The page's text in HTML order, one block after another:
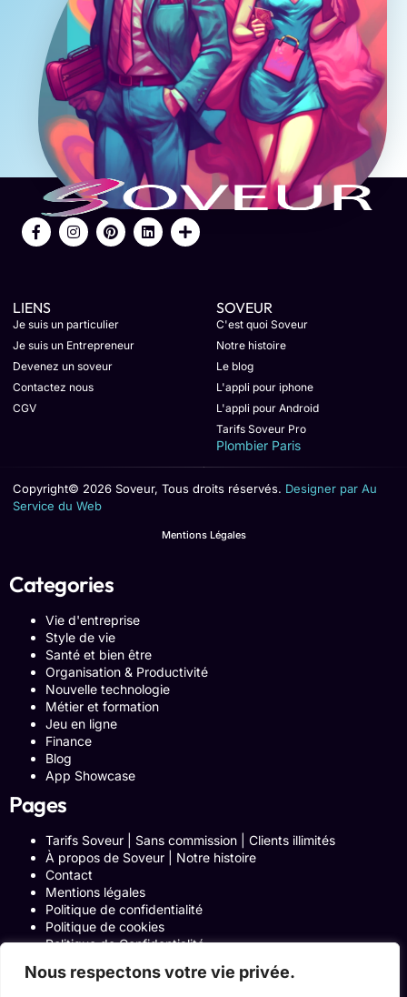
Nous respectons votre vie privée.
LIENS
Je suis un particulier
Je suis un Entrepreneur
Devenez un soveur
Contactez nous
CGV
SOVEUR
C'est quoi Soveur
Notre histoire
Le blog
L'appli pour iphone
L'appli pour Android
Tarifs Soveur Pro
Plombier Paris
Copyright© 2026 Soveur, Tous droits réservés. Designer par Au
Service du Web
Mentions Légales
Categories
Vie d'entreprise
Style de vie
Santé et bien être
Organisation & Productivité
Nouvelle technologie
Métier et formation
Jeu en ligne
Finance
Blog
App Showcase
Pages
Tarifs Soveur | Sans commission | Clients illimités
À propos de Soveur | Notre histoire
Contact
Mentions légales
Politique de confidentialité
Politique de cookies
Politique de Confidentialité
Blog